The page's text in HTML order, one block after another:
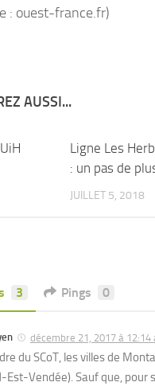
: ouest-france.fr)
AUSSI...
Ligne Les
: un pas de
JUILLET 5, 2018
3 Pings 0
décembre 21, 2017 à 12:14
du SCoT, les villes de
Est-Vendée). Sauf que,